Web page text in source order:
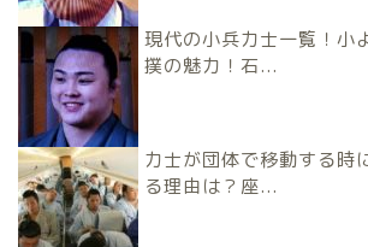
現代の小兵力士一覧！小
撲の魅力！石...
力士が団体で移動する時
る理由は？座...